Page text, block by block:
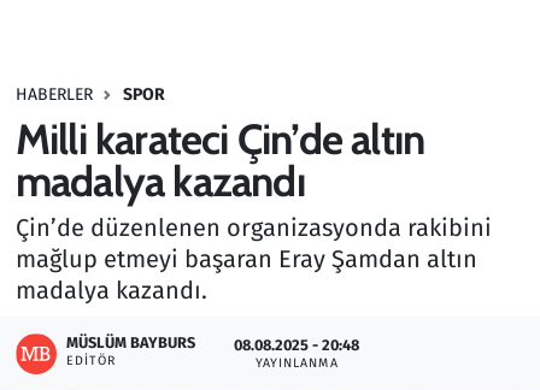
HABERLER SPOR
Milli karateci Çin’de altın
madalya kazandı
Çin’de düzenlenen organizasyonda rakibini
mağlup etmeyi başaran Eray Şamdan altın
madalya kazandı.
MÜSLÜM BAYBURS
EDITÖR
08.08.2025 - 20:48
YAYINLANMA
Haber
Kültür Sanat
Kurumsal Haberler
Lezzet Durağı
Memur ve Kamu